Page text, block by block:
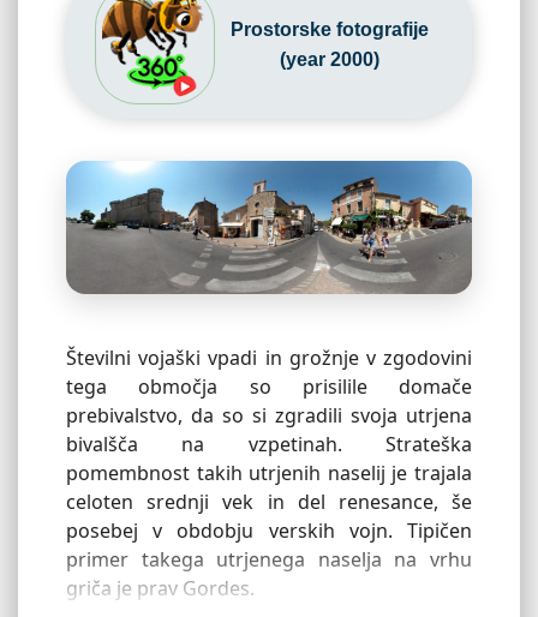
Prostorske fotografije
(year 2000)
Številni vojaški vpadi in grožnje v zgodovini
tega območja so prisilile domače
prebivalstvo, da so si zgradili svoja utrjena
bivalšča na vzpetinah. Strateška
pomembnost takih utrjenih naselij je trajala
celoten srednji vek in del renesance, še
posebej v obdobju verskih vojn. Tipičen
primer takega utrjenega naselja na vrhu
griča je prav Gordes.